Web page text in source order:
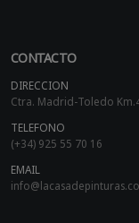
CONTACTO
DIRECCION
Ctra. Madrid-Toledo
TELEFONO
(+34) 925 55 70 16
EMAIL